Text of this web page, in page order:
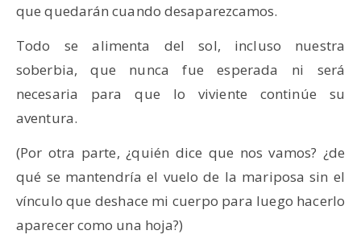
que quedarán cuando desaparezcamos.
Todo se alimenta del sol, incluso nuestra
soberbia, que nunca fue esperada ni será
necesaria para que lo viviente continúe su
aventura.
(Por otra parte, ¿quién dice que nos vamos? ¿de
qué se mantendría el vuelo de la mariposa sin el
vínculo que deshace mi cuerpo para luego hacerlo
aparecer como una hoja?)